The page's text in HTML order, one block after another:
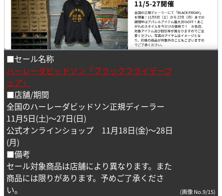
■セール名称
ハーレーダビッドソン「ブラックフライデーフ
ェア」
■店舗/期間
全国のハーレーダビッドソン正規ディーラー
11月5日(土)～27日(日)
公式オンラインショップ 11月18日(金)～28日
(月)
■備考
セール対象商品は店舗により異なります。また
商品には限りがあります。予めご了承くださ
い。
(画像 No.9/15)